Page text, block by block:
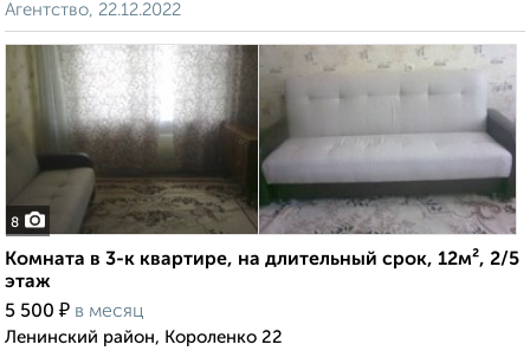
Агентство, 22.12.2022
8
Комната в 3-к квартире, на длительный срок, 12м², 2/5
этаж
5 500 ₽ в месяц
Ленинский район, Короленко 22